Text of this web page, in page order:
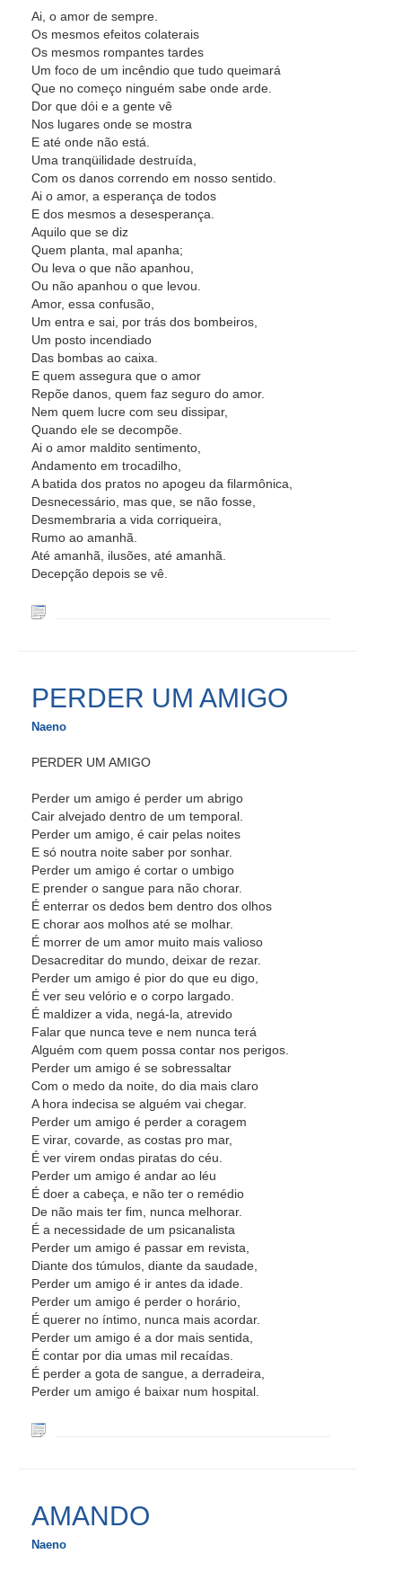
Ai, o amor de sempre.
Os mesmos efeitos colaterais
Os mesmos rompantes tardes
Um foco de um incêndio que tudo queimará
Que no começo ninguém sabe onde arde.
Dor que dói e a gente vê
Nos lugares onde se mostra
E até onde não está.
Uma tranqüilidade destruída,
Com os danos correndo em nosso sentido.
Ai o amor, a esperança de todos
E dos mesmos a desesperança.
Aquilo que se diz
Quem planta, mal apanha;
Ou leva o que não apanhou,
Ou não apanhou o que levou.
Amor, essa confusão,
Um entra e sai, por trás dos bombeiros,
Um posto incendiado
Das bombas ao caixa.
E quem assegura que o amor
Repõe danos, quem faz seguro do amor.
Nem quem lucre com seu dissipar,
Quando ele se decompõe.
Ai o amor maldito sentimento,
Andamento em trocadilho,
A batida dos pratos no apogeu da filarmônica,
Desnecessário, mas que, se não fosse,
Desmembraria a vida corriqueira,
Rumo ao amanhã.
Até amanhã, ilusões, até amanhã.
Decepção depois se vê.
PERDER UM AMIGO
Naeno
PERDER UM AMIGO
Perder um amigo é perder um abrigo
Cair alvejado dentro de um temporal.
Perder um amigo, é cair pelas noites
E só noutra noite saber por sonhar.
Perder um amigo é cortar o umbigo
E prender o sangue para não chorar.
É enterrar os dedos bem dentro dos olhos
E chorar aos molhos até se molhar.
É morrer de um amor muito mais valioso
Desacreditar do mundo, deixar de rezar.
Perder um amigo é pior do que eu digo,
É ver seu velório e o corpo largado.
É maldizer a vida, negá-la, atrevido
Falar que nunca teve e nem nunca terá
Alguém com quem possa contar nos perigos.
Perder um amigo é se sobressaltar
Com o medo da noite, do dia mais claro
A hora indecisa se alguém vai chegar.
Perder um amigo é perder a coragem
E virar, covarde, as costas pro mar,
É ver virem ondas piratas do céu.
Perder um amigo é andar ao léu
É doer a cabeça, e não ter o remédio
De não mais ter fim, nunca melhorar.
É a necessidade de um psicanalista
Perder um amigo é passar em revista,
Diante dos túmulos, diante da saudade,
Perder um amigo é ir antes da idade.
Perder um amigo é perder o horário,
É querer no íntimo, nunca mais acordar.
Perder um amigo é a dor mais sentida,
É contar por dia umas mil recaídas.
É perder a gota de sangue, a derradeira,
Perder um amigo é baixar num hospital.
AMANDO
Naeno